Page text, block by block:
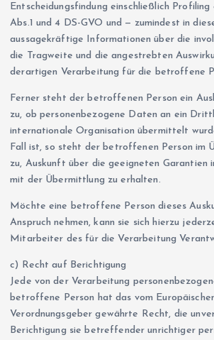
Entscheidungsfindung einschließlich
Abs.1 und 4 DS-GVO und — zumindest in
aussagekräftige Informationen über die
die Tragweite und die angestrebten
derartigen Verarbeitung für die betroffene
Ferner steht der betroffenen Person ein
zu, ob personenbezogene Daten an ein
internationale Organisation übermittelt
Fall ist, so steht der betroffenen Person im
zu, Auskunft über die geeigneten Garantien
mit der Übermittlung zu erhalten.
Möchte eine betroffene Person dieses
Anspruch nehmen, kann sie sich hierzu
Mitarbeiter des für die Verarbeitung
c) Recht auf Berichtigung
Jede von der Verarbeitung
betroffene Person hat das vom
Verordnungsgeber gewährte Recht, die
Berichtigung sie betreffender unrichtiger